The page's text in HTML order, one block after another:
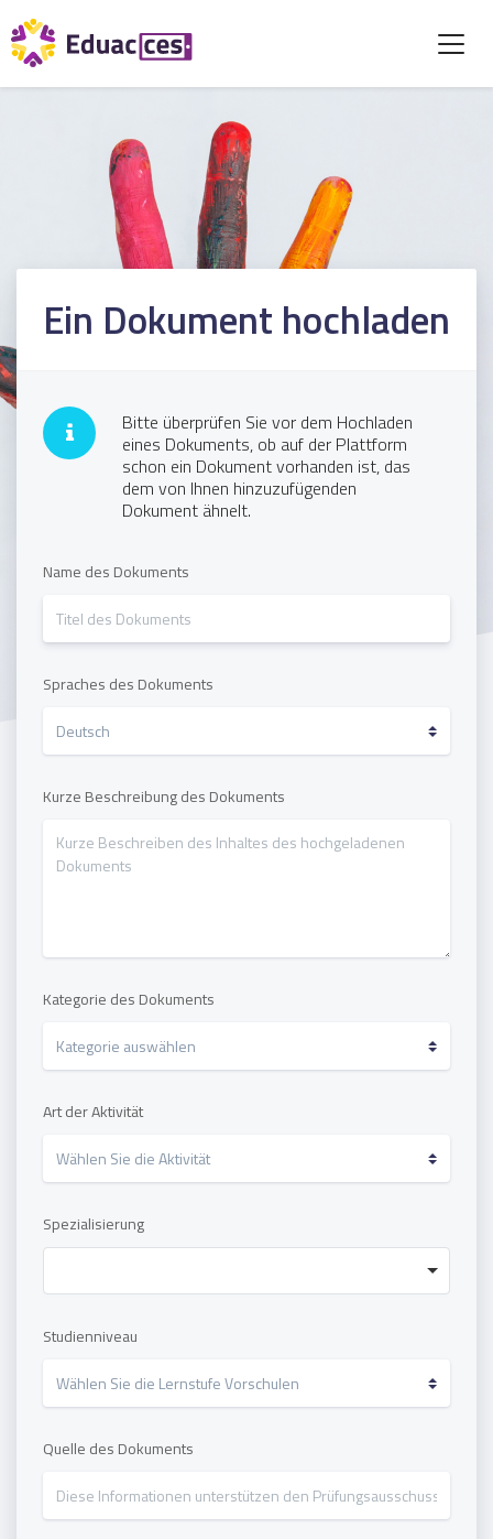
Ein Dokument hochladen
Bitte überprüfen Sie vor dem Hochladen
eines Dokuments, ob auf der Plattform
schon ein Dokument vorhanden ist, das
dem von Ihnen hinzuzufügenden
Dokument ähnelt.
Name des Dokuments
Spraches des Dokuments
Kurze Beschreibung des Dokuments
Kategorie des Dokuments
Art der Aktivität
Spezialisierung
Studienniveau
Quelle des Dokuments